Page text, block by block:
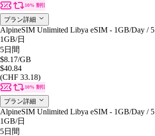
10% 割引
プラン詳細
AlpineSIM Unlimited Libya eSIM - 1GB/Day / 5
1GB/日
5日間
$8.17/GB
$40.84
(CHF 33.18)
10% 割引
プラン詳細
AlpineSIM Unlimited Libya eSIM - 1GB/Day / 5
1GB/日
5日間